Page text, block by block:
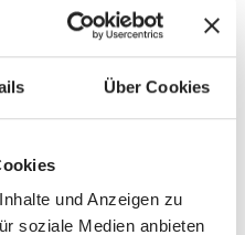
Über Cookies
und Anzeigen zu
soziale Medien anbieten
denn
kennt
Pardon. Anna sieht
ihr Leben zurück. Sie
Leben gelebt
war. Ein Fremder